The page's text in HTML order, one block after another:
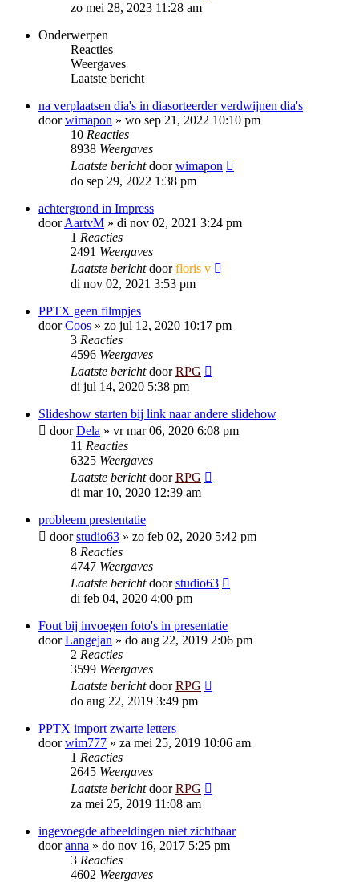
zo mei 28, 2023 11:28 am
Onderwerpen
Reacties
Weergaves
Laatste bericht
na verplaatsen dia's in diasorteerder verdwijnen dia's
doorwimapon » wo sep 21, 2022 10:10 pm
10 Reacties
8938 Weergaves
Laatste berichtdoorwimapon
do sep 29, 2022 1:38 pm
achtergrond in Impress
doorAartvM » di nov 02, 2021 3:24 pm
1 Reacties
2491 Weergaves
Laatste berichtdoorfloris v
di nov 02, 2021 3:53 pm
PPTX geen filmpjes
doorCoos » zo jul 12, 2020 10:17 pm
3 Reacties
4596 Weergaves
Laatste berichtdoorRPG
di jul 14, 2020 5:38 pm
Slideshow starten bij link naar andere slidehow
doorDela » vr mar 06, 2020 6:08 pm
11 Reacties
6325 Weergaves
Laatste berichtdoorRPG
di mar 10, 2020 12:39 am
probleem prestentatie
doorstudio63 » zo feb 02, 2020 5:42 pm
8 Reacties
4747 Weergaves
Laatste berichtdoorstudio63
di feb 04, 2020 4:00 pm
Fout bij invoegen foto's in presentatie
doorLangejan » do aug 22, 2019 2:06 pm
2 Reacties
3599 Weergaves
Laatste berichtdoorRPG
do aug 22, 2019 3:49 pm
PPTX import zwarte letters
doorwim777 » za mei 25, 2019 10:06 am
1 Reacties
2645 Weergaves
Laatste berichtdoorRPG
za mei 25, 2019 11:08 am
ingevoegde afbeeldingen niet zichtbaar
dooranna » do nov 16, 2017 5:25 pm
3 Reacties
4602 Weergaves